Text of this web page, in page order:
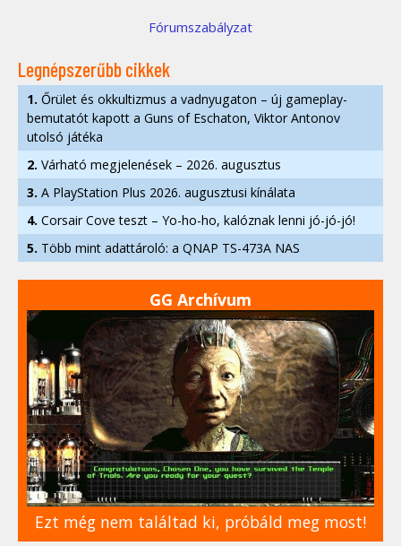
Fórumszabályzat
Legnépszerűbb cikkek
1. Őrület és okkultizmus a vadnyugaton – új gameplay-
bemutatót kapott a Guns of Eschaton, Viktor Antonov
utolsó játéka
2. Várható megjelenések – 2026. augusztus
3. A PlayStation Plus 2026. augusztusi kínálata
4. Corsair Cove teszt – Yo-ho-ho, kalóznak lenni jó-jó-jó!
5. Több mint adattároló: a QNAP TS-473A NAS
GG Archívum
Ezt még nem találtad ki, próbáld meg most!